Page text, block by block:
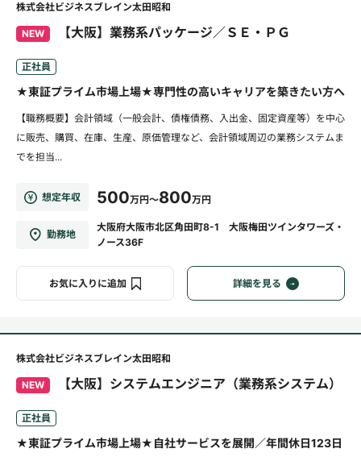
株式会社ビジネスブレイン太田昭和
NEW 【大阪】業務系パッケージ／ＳＥ・ＰＧ
正社員
★東証プライム市場上場★専門性の高いキャリアを築きたい方へ
【職務概要】会計領域（一般会計、債権債務、入出金、固定資産等）を中心
に販売、購買、在庫、生産、原価管理など、会計領域周辺の業務システムま
でを担当...
想定年収 500万円～800万円
勤務地
大阪府大阪市北区角田町8-1 大阪梅田ツインタワーズ・
ノース36F
お気に入りに追加 詳細を見る
株式会社ビジネスブレイン太田昭和
NEW 【大阪】システムエンジニア（業務系システム）
正社員
★東証プライム市場上場★自社サービスを展開／年間休日123日